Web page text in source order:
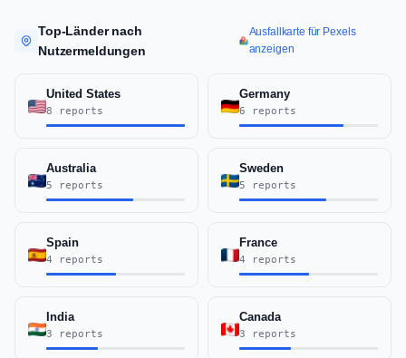
Top-Länder nach
Nutzermeldungen
Ausfallkarte für Pexels
anzeigen
United States
8 reports
Germany
6 reports
Australia
5 reports
Sweden
5 reports
Spain
4 reports
France
4 reports
India
3 reports
Canada
3 reports